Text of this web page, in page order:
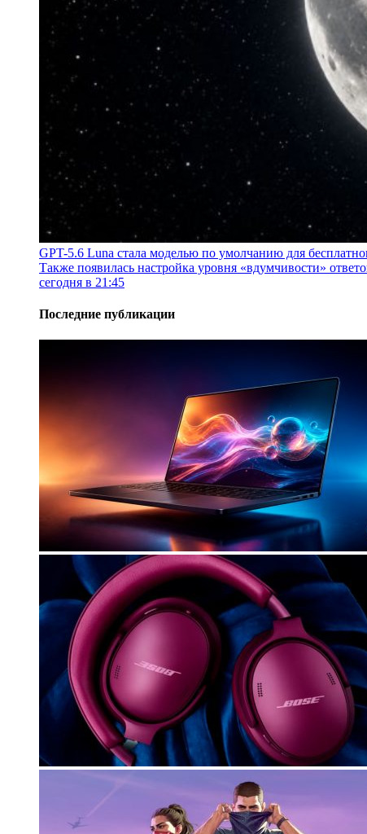
GPT-5.6 Luna стала моделью по умолчанию для
Также появилась настройка уровня «вдумчивости»
сегодня в 21:45
Последние публикации